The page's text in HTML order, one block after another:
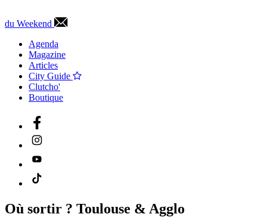
du Weekend
Agenda
Magazine
Articles
City Guide
Clutcho'
Boutique
Où sortir ? Toulouse & Agglo